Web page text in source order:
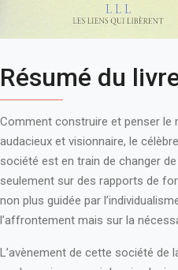
Résumé du
Comment construire et penser le
audacieux et visionnaire, le
société est en train de changer
seulement sur des rapports de
non plus guidée par
l’affrontement mais sur la
L’avènement de cette société de